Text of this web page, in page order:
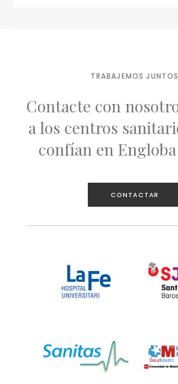
TRABAJEMOS JUNTOS
Contacte con
a los centros
confían en
CONTACTAR